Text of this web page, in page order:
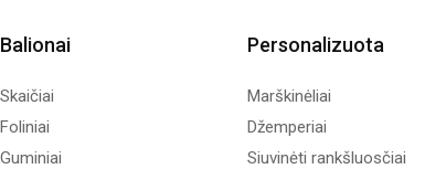
Balionai
Skaičiai
Foliniai
Guminiai
Personalizuota
Marškinėliai
Džemperiai
Siuvinėti rankšluosčiai